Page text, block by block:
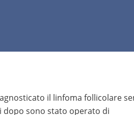
il linfoma follicolare
dopo sono stato operato di